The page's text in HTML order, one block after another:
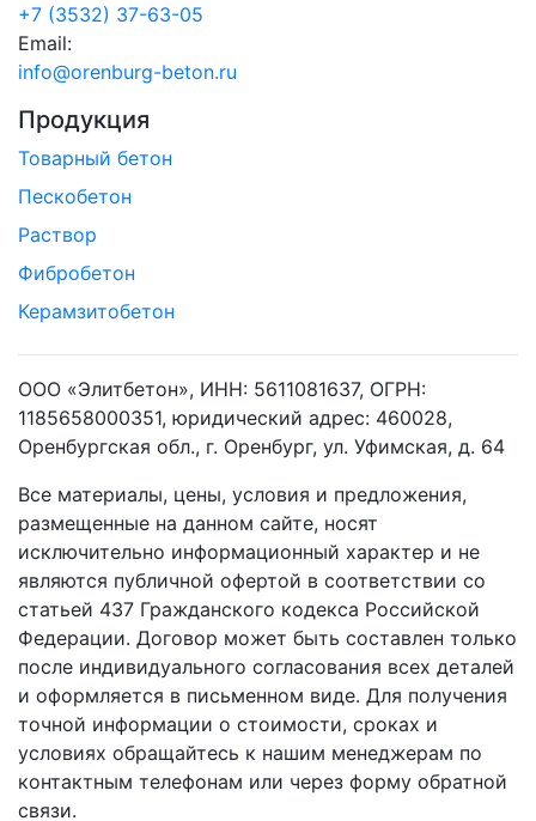
+7 (3532) 37-63-05
Email:
info@orenburg-beton.ru
Продукция
Товарный бетон
Пескобетон
Раствор
Фибробетон
Керамзитобетон
ООО «Элитбетон», ИНН: 5611081637, ОГРН:
1185658000351, юридический адрес: 460028,
Оренбургская обл., г. Оренбург, ул. Уфимская, д. 64
Все материалы, цены, условия и предложения,
размещенные на данном сайте, носят
исключительно информационный характер и не
являются публичной офертой в соответствии со
статьей 437 Гражданского кодекса Российской
Федерации. Договор может быть составлен только
после индивидуального согласования всех деталей
и оформляется в письменном виде. Для получения
точной информации о стоимости, сроках и
условиях обращайтесь к нашим менеджерам по
контактным телефонам или через форму обратной
связи.